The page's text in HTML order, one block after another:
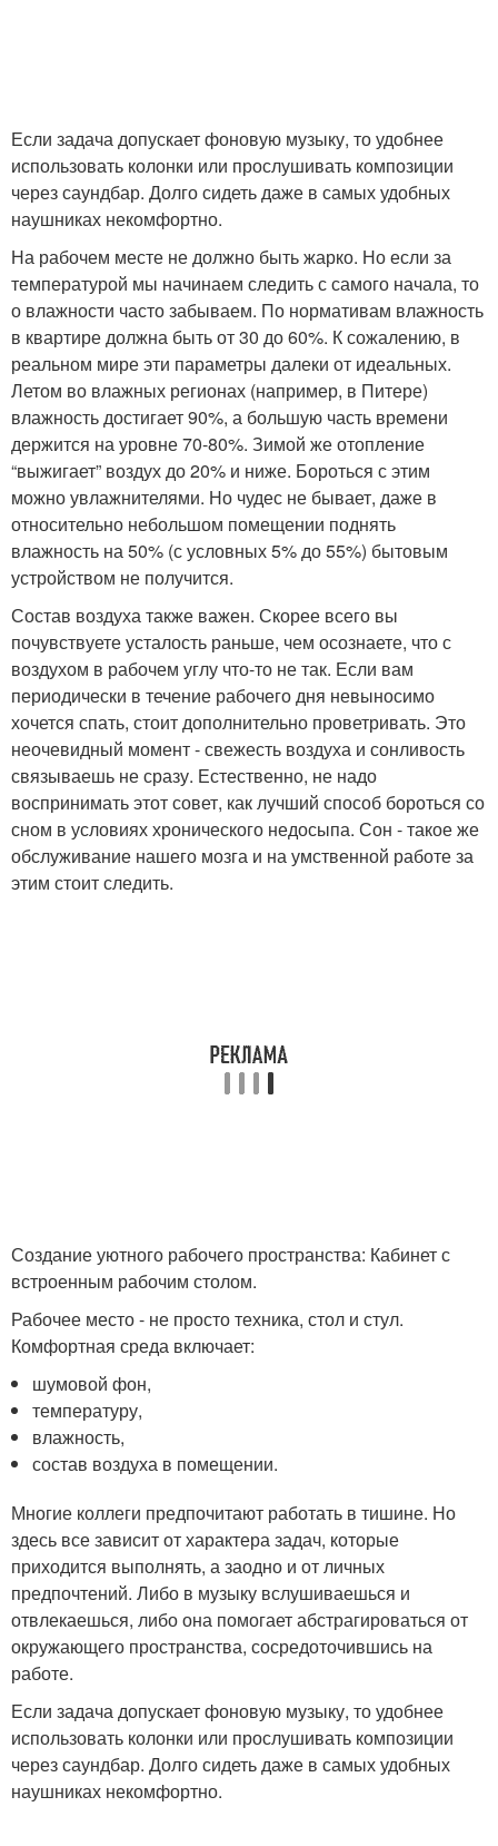
Если задача допускает фоновую музыку, то удобнее
использовать колонки или прослушивать композиции
через саундбар. Долго сидеть даже в самых удобных
наушниках некомфортно.
На рабочем месте не должно быть жарко. Но если за
температурой мы начинаем следить с самого начала, то
о влажности часто забываем. По нормативам влажность
в квартире должна быть от 30 до 60%. К сожалению, в
реальном мире эти параметры далеки от идеальных.
Летом во влажных регионах (например, в Питере)
влажность достигает 90%, а большую часть времени
держится на уровне 70-80%. Зимой же отопление
“выжигает” воздух до 20% и ниже. Бороться с этим
можно увлажнителями. Но чудес не бывает, даже в
относительно небольшом помещении поднять
влажность на 50% (с условных 5% до 55%) бытовым
устройством не получится.
Состав воздуха также важен. Скорее всего вы
почувствуете усталость раньше, чем осознаете, что с
воздухом в рабочем углу что-то не так. Если вам
периодически в течение рабочего дня невыносимо
хочется спать, стоит дополнительно проветривать. Это
неочевидный момент - свежесть воздуха и сонливость
связываешь не сразу. Естественно, не надо
воспринимать этот совет, как лучший способ бороться со
сном в условиях хронического недосыпа. Сон - такое же
обслуживание нашего мозга и на умственной работе за
этим стоит следить.
Создание уютного рабочего пространства: Кабинет с
встроенным рабочим столом.
Рабочее место - не просто техника, стол и стул.
Комфортная среда включает:
шумовой фон,
температуру,
влажность,
состав воздуха в помещении.
Многие коллеги предпочитают работать в тишине. Но
здесь все зависит от характера задач, которые
приходится выполнять, а заодно и от личных
предпочтений. Либо в музыку вслушиваешься и
отвлекаешься, либо она помогает абстрагироваться от
окружающего пространства, сосредоточившись на
работе.
Если задача допускает фоновую музыку, то удобнее
использовать колонки или прослушивать композиции
через саундбар. Долго сидеть даже в самых удобных
наушниках некомфортно.